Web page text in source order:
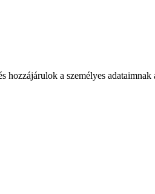
hozzájárulok a személyes